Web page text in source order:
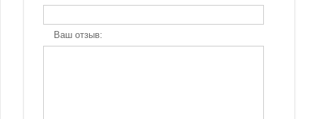
Ваш отзыв: